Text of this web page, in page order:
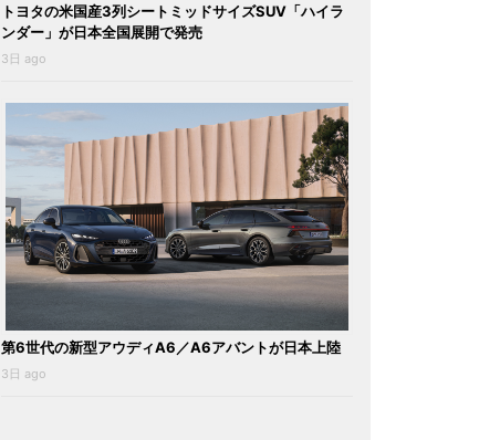
トヨタの米国産3列シートミッドサイズSUV「ハイラ
ンダー」が日本全国展開で発売
3日 ago
第6世代の新型アウディA6／A6アバントが日本上陸
3日 ago